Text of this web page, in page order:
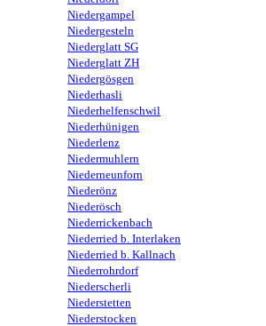
Niedergampel
Niedergesteln
Niederglatt SG
Niederglatt ZH
Niedergösgen
Niederhasli
Niederhelfenschwil
Niederhünigen
Niederlenz
Niedermuhlern
Niederneunforn
Niederönz
Niederösch
Niederrickenbach
Niederried b. Interlaken
Niederried b. Kallnach
Niederrohrdorf
Niederscherli
Niederstetten
Niederstocken